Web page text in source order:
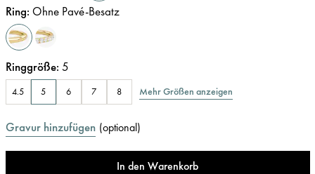
Ring: Ohne Pavé-Besatz
Ringgröße: 5
4.5 5 6 7 8 Mehr Größen anzeigen
Gravur hinzufügen (optional)
In den Warenkorb